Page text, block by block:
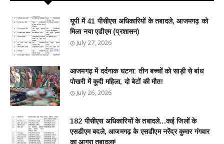
यूपी में 41 पीसीएस अधिकारियों के तबादले, आजमगढ़ को
मिला नया एडीएम (प्रशासन)
July 27, 2026
आजमगढ़ में दर्दनाक घटना: तीन बच्चों को साड़ी से बांध
पोखरी में कूदी महिला, दो बेटों की मौत!
July 26, 2026
182 पीसीएस अधिकारियों के तबादले...कई जिलों के
एसडीएम बदले, आजमगढ़ के एसडीएम नरेंद्र कुमार गंगवार
का आगरा तबादला!